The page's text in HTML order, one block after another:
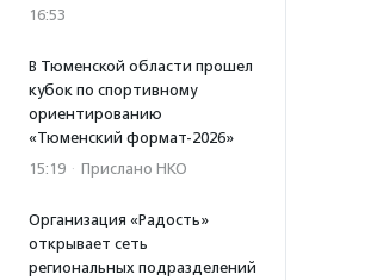
16:53
В Тюменской области прошел
кубок по спортивному
ориентированию
«Тюменский формат-2026»
15:19 · Прислано НКО
Организация «Радость»
открывает сеть
региональных подразделений